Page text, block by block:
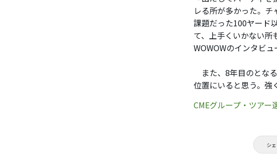
レる所が多かった。
課題だった100ヤード
て、上手くいかない所
WOWOWのインタビュ
また、8年目のとな
位置にいると思う。強
CMEグループ・ツア
シ